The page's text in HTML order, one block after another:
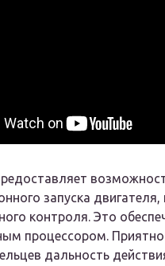
запуска двигателя,
контроля. Это
процессором.
дальность